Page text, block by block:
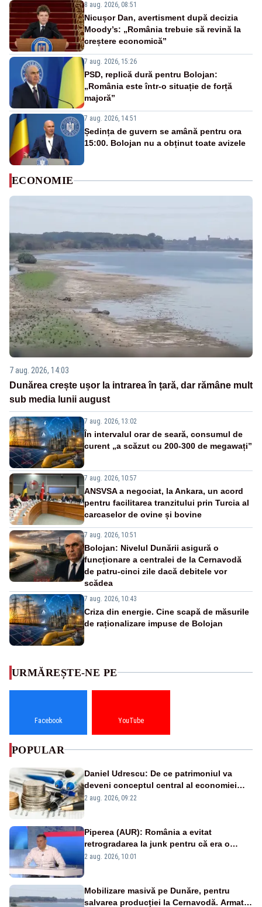
8 aug. 2026, 08:51
Nicușor Dan, avertisment după decizia
Moody’s: „România trebuie să revină la
creștere economică”
7 aug. 2026, 15:26
PSD, replică dură pentru Bolojan:
„România este într-o situație de forță
majoră”
7 aug. 2026, 14:51
Ședința de guvern se amână pentru ora
15:00. Bolojan nu a obținut toate avizele
ECONOMIE
7 aug. 2026, 14:03
Dunărea crește ușor la intrarea în țară, dar rămâne mult
sub media lunii august
7 aug. 2026, 13:02
În intervalul orar de seară, consumul de
curent „a scăzut cu 200-300 de megawați”
7 aug. 2026, 10:57
ANSVSA a negociat, la Ankara, un acord
pentru facilitarea tranzitului prin Turcia al
carcaselor de ovine și bovine
7 aug. 2026, 10:51
Bolojan: Nivelul Dunării asigură o
funcționare a centralei de la Cernavodă
de patru-cinci zile dacă debitele vor
scădea
7 aug. 2026, 10:43
Criza din energie. Cine scapă de măsurile
de raționalizare impuse de Bolojan
URMĂREȘTE-NE PE
Facebook YouTube
POPULAR
Daniel Udrescu: De ce patrimoniul va
deveni conceptul central al economiei
viitoare?
2 aug. 2026, 09:22
Piperea (AUR): România a evitat
retrogradarea la junk pentru că era o
catastrofă pentru bănci și fondurile de
2 aug. 2026, 10:01
Mobilizare masivă pe Dunăre, pentru
salvarea producției la Cernavodă. Armata